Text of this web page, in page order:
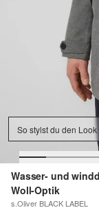
So stylst du den Look
Wasser- und
Woll-Optik
s.Oliver BLACK LABEL